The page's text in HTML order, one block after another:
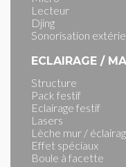
Lecteur
Djing
Sonorisation
ECLAIRAGE /
Structure
Pack festif
Eclairage festif
Lasers
Lèche mur /
Effet spéciaux
Boule à facette